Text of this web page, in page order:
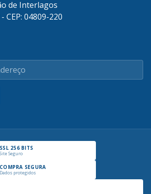
de Interlagos
CEP: 04809-220
SSL 256 BITS
Site Seguro
COMPRA SEGURA
Dados protegidos